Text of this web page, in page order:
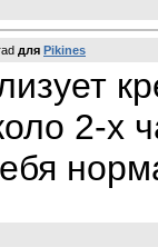
для Pikines
2-х